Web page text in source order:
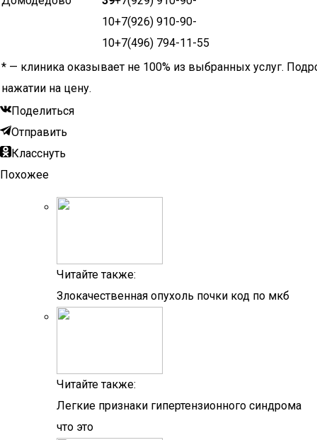
10+7(926) 910-90-
10+7(496) 794-11-55
* — клиника оказывает не 100% из выбранных услуг.
нажатии на цену.
Поделиться
Отправить
Класснуть
Похожее
Читайте также:
Злокачественная опухоль почки код по мкб
Читайте также:
Легкие признаки гипертензионного синдрома
что это